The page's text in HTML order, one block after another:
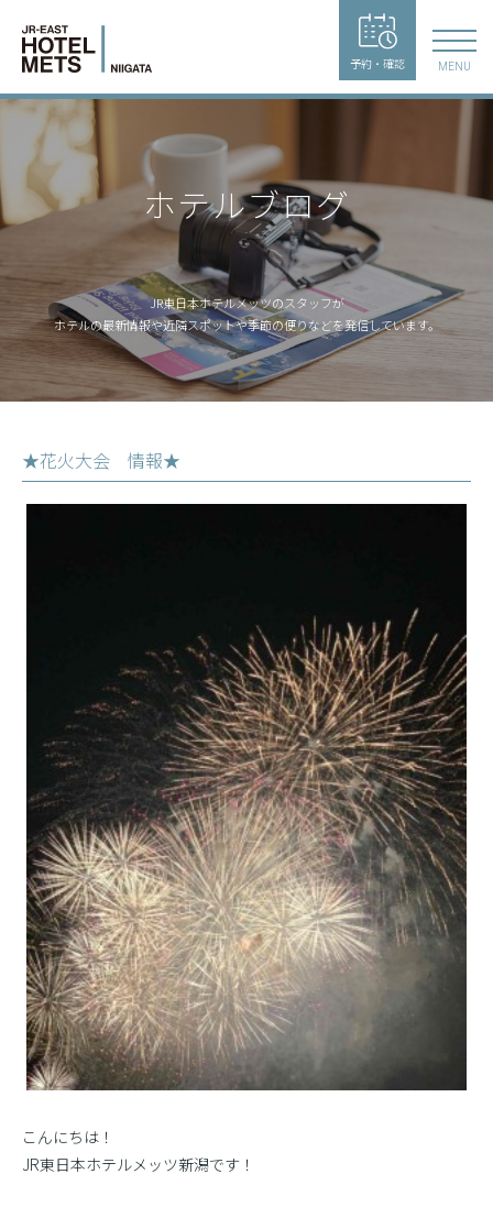
予約・確認 MENU
ホテルブログ
JR東日本ホテルメッツのスタッフが
ホテルの最新情報や近隣スポットや季節の便りなどを発信しています。
★花火大会 情報★
こんにちは！
JR東日本ホテルメッツ新潟です！